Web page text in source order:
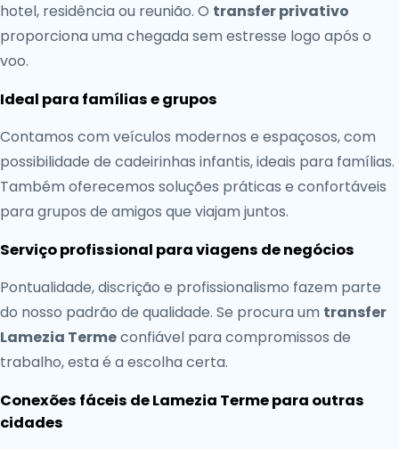
hotel, residência ou reunião. O transfer privativo
proporciona uma chegada sem estresse logo após o
voo.
Ideal para famílias e grupos
Contamos com veículos modernos e espaçosos, com
possibilidade de cadeirinhas infantis, ideais para famílias.
Também oferecemos soluções práticas e confortáveis
para grupos de amigos que viajam juntos.
Serviço profissional para viagens de negócios
Pontualidade, discrição e profissionalismo fazem parte
do nosso padrão de qualidade. Se procura um transfer
Lamezia Termeconfiável para compromissos de
trabalho, esta é a escolha certa.
Conexões fáceis de Lamezia Terme para outras
cidades